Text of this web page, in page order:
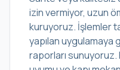
izin vermiyor, uzun
kuruyoruz. İşlemler
yapılan uygulamaya
raporları sunuyoruz.